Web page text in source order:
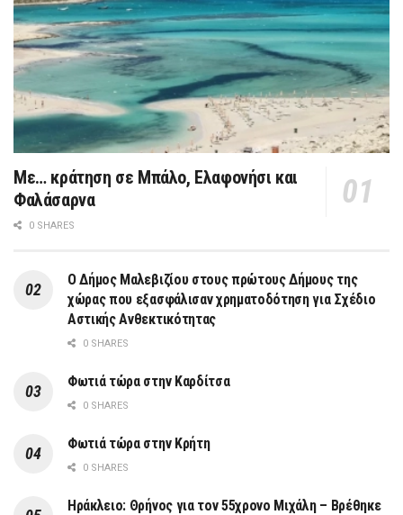
Με… κράτηση σε Μπάλο, Ελαφονήσι και
Φαλάσαρνα
0 SHARES
Ο Δήμος Μαλεβιζίου στους πρώτους Δήμους της
χώρας που εξασφάλισαν χρηματοδότηση για Σχέδιο
Αστικής Ανθεκτικότητας
0 SHARES
Φωτιά τώρα στην Καρδίτσα
0 SHARES
Φωτιά τώρα στην Κρήτη
0 SHARES
Ηράκλειο: Θρήνος για τον 55χρονο Μιχάλη – Βρέθηκε